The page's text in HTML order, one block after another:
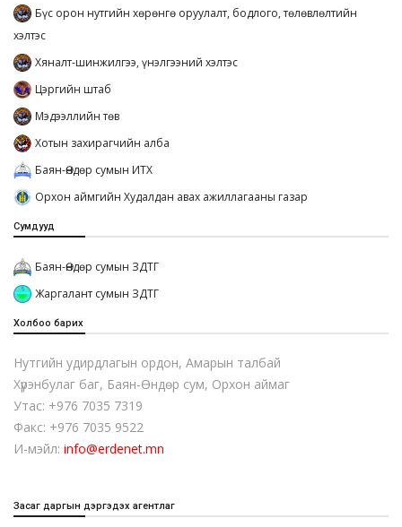
Бүс орон нутгийн хөрөнгө оруулалт, бодлого, төлөвлөлтийн
хэлтэс
Хяналт-шинжилгээ, үнэлгээний хэлтэс
Цэргийн штаб
Мэдээллийн төв
Хотын захирагчийн алба
Баян-Өндөр сумын ИТХ
Орхон аймгийн Худалдан авах ажиллагааны газар
Сумдууд
Баян-Өндөр сумын ЗДТГ
Жаргалант сумын ЗДТГ
Холбоо барих
Нутгийн удирдлагын ордон, Амарын талбай
Хүрэнбулаг баг, Баян-Өндөр сум, Орхон аймаг
Утас: +976 7035 7319
Факс: +976 7035 9522
И-мэйл: info@erdenet.mn
Засаг даргын дэргэдэх агентлаг